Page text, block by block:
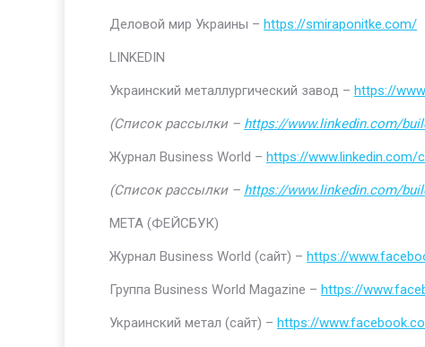
Деловой мир Украины – https://smiraponitke.com/
LINKEDIN
Украинский металлургический завод – https://
(Список рассылки – https://www.linkedin.com/
Журнал Business World – https://www.linkedin.com/
(Список рассылки – https://www.linkedin.com/
МЕТА (ФЕЙСБУК)
Журнал Business World (сайт) – https://
Группа Business World Magazine – https://
Украинский метал (сайт) – https://